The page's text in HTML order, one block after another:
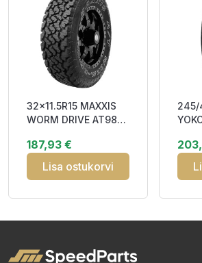
32x11.5R15 MAXXIS
WORM DRIVE AT980E
187,93 €
Lisa ostukorvi
245/
98T
3PMS